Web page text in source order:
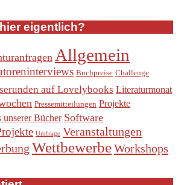
eigentlich?
Allgemein
Buchpreise Challenge
auf Lovelybooks Literaturmonat
Pressemitteilungen Projekte
unserer Bücher Software
Umfrage Veranstaltungen
WettbewerbeWorkshops